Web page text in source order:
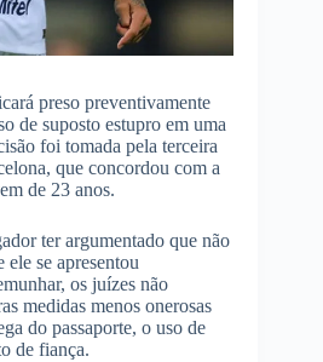
preso preventivamente
de suposto estupro em uma
foi tomada pela terceira
que concordou com a
de 23 anos.
ter argumentado que não
se apresentou
os juízes não
medidas menos onerosas
do passaporte, o uso de
de fiança.